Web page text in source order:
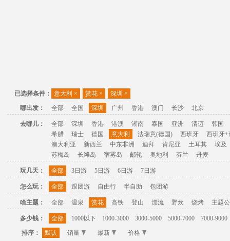
已选择条件： 意大利 × 赏花 × 深圳 ×
哪出发：
全部 全国 深圳 广州 香港 澳门 长沙 北京
去哪儿： 全部 深圳 香港 港澳 湖南 泰国 亚洲 清迈
韩国
希腊
瑞士 德国 意大利 法瑞意(德国) 西班牙
西班牙+
澳大利亚
新西兰 中东非洲 迪拜 肯尼亚 土耳其
埃及
苏梅岛
长滩岛 宿雾岛 邮轮 奥地利 芬兰 丹麦
玩几天： 全部 3日游 5日游 6日游 7日游
怎么玩： 全部 跟团游 自由行 半自助 包团游
啥主题： 全部 温泉 赏花 高铁 登山 漂流 野炊 烧烤 主题
多少钱： 全部 1000以下 1000-3000 3000-5000 5000-7000
7000-9000
排序：
默认 销量 最新 价格